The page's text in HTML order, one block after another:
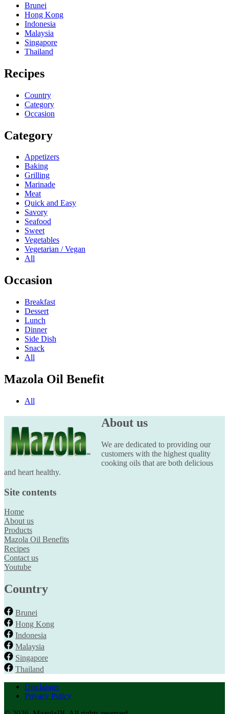
Brunei
Hong Kong
Indonesia
Malaysia
Singapore
Thailand
Recipes
Country
Category
Occasion
Category
Appetizers
Baking
Grilling
Marinade
Meat
Quick and Easy
Savory
Seafood
Sweet
Vegetables
Vegetarian / Vegan
All
Occasion
Breakfast
Dessert
Lunch
Dinner
Side Dish
Snack
All
Mazola Oil Benefit
All
About us
We are dedicated to providing our
customers with the highest quality
cooking oils that are both delicious
and heart healthy.
Site contents
Home
About us
Products
Mazola Oil Benefits
Recipes
Contact us
Youtube
Country
Brunei
Hong Kong
Indonesia
Malaysia
Singapore
Thailand
Disclaimer
Privacy Policy